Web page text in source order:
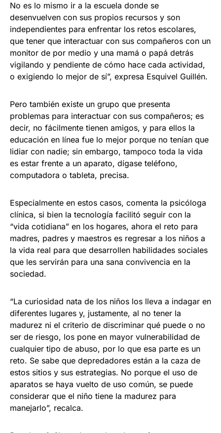
No es lo mismo ir a la escuela donde se
desenvuelven con sus propios recursos y son
independientes para enfrentar los retos escolares,
que tener que interactuar con sus compañeros con un
monitor de por medio y una mamá o papá detrás
vigilando y pendiente de cómo hace cada actividad,
o exigiendo lo mejor de sí”, expresa Esquivel Guillén.
Pero también existe un grupo que presenta
problemas para interactuar con sus compañeros; es
decir, no fácilmente tienen amigos, y para ellos la
educación en línea fue lo mejor porque no tenían que
lidiar con nadie; sin embargo, tampoco toda la vida
es estar frente a un aparato, dígase teléfono,
computadora o tableta, precisa.
Especialmente en estos casos, comenta la psicóloga
clínica, si bien la tecnología facilitó seguir con la
“vida cotidiana” en los hogares, ahora el reto para
madres, padres y maestros es regresar a los niños a
la vida real para que desarrollen habilidades sociales
que les servirán para una sana convivencia en la
sociedad.
“La curiosidad nata de los niños los lleva a indagar en
diferentes lugares y, justamente, al no tener la
madurez ni el criterio de discriminar qué puede o no
ser de riesgo, los pone en mayor vulnerabilidad de
cualquier tipo de abuso, por lo que esa parte es un
reto. Se sabe que depredadores están a la caza de
estos sitios y sus estrategias. No porque el uso de
aparatos se haya vuelto de uso común, se puede
considerar que el niño tiene la madurez para
manejarlo”, recalca.